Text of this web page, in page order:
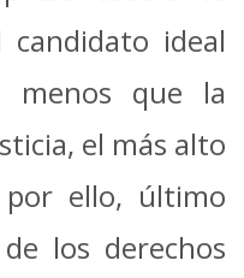
candidato ideal
menos que la
el más alto
ello, último
los derechos